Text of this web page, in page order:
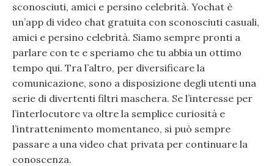
sconosciuti, amici e persino celebrità. Yochat è
un’app di video chat gratuita con sconosciuti casuali,
amici e persino celebrità. Siamo sempre pronti a
parlare con te e speriamo che tu abbia un ottimo
tempo qui. Tra l’altro, per diversificare la
comunicazione, sono a disposizione degli utenti una
serie di divertenti filtri maschera. Se l’interesse per
l’interlocutore va oltre la semplice curiosità e
l’intrattenimento momentaneo, si può sempre
passare a una video chat privata per continuare la
conoscenza.